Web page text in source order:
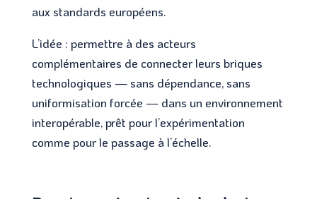
aux standards européens.
L’idée : permettre à des acteurs
complémentaires de connecter leurs briques
technologiques — sans dépendance, sans
uniformisation forcée — dans un environnement
interopérable, prêt pour l’expérimentation
comme pour le passage à l’échelle.